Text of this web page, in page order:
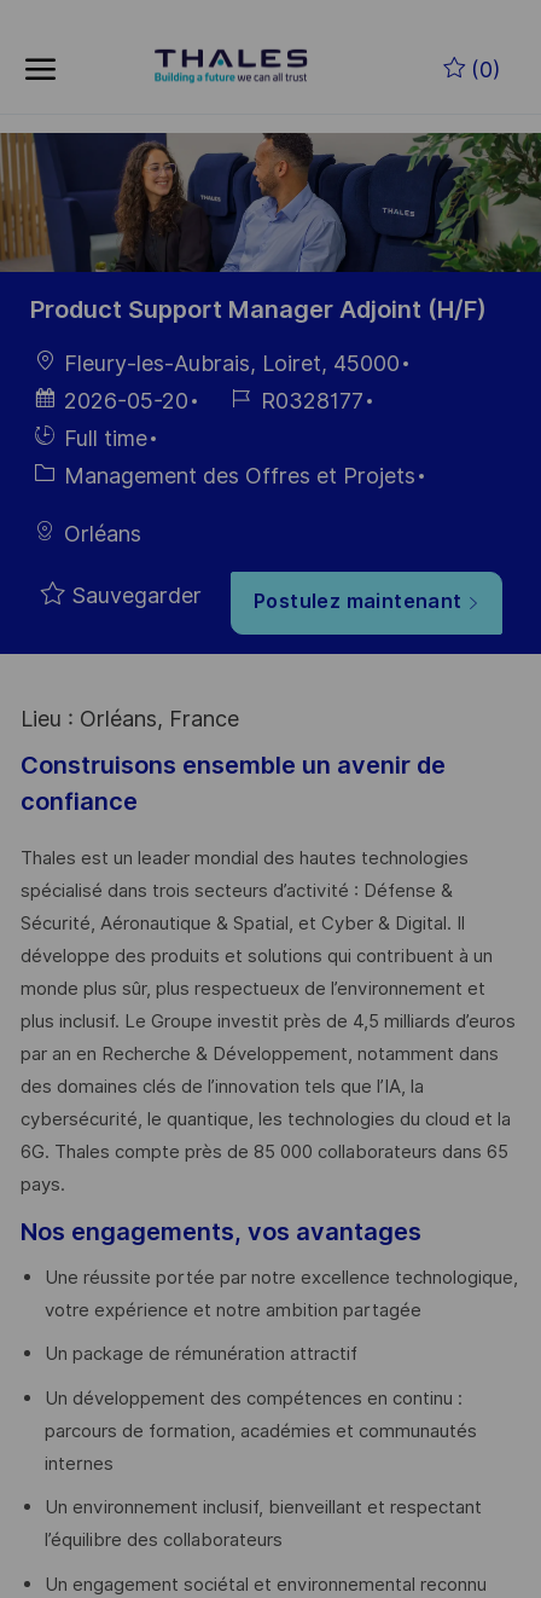
(0)
-
Product Support Manager Adjoint (H/F)
localisation
Fleury-les-Aubrais, Loiret, 45000
Date
d’affichage
2026-05-20
Référence
R0328177
Hiring
Type
Full time
Catégorie
Management des Offres et Projets
Orléans
Sauvegarder Postulez maintenant
Lieu : Orléans, France
Construisons ensemble un avenir de
confiance
Thales est un leader mondial des hautes technologies
spécialisé dans trois secteurs d’activité : Défense &
Sécurité, Aéronautique & Spatial, et Cyber & Digital. Il
développe des produits et solutions qui contribuent à un
monde plus sûr, plus respectueux de l’environnement et
plus inclusif. Le Groupe investit près de 4,5 milliards d’euros
par an en Recherche & Développement, notamment dans
des domaines clés de l’innovation tels que l’IA, la
cybersécurité, le quantique, les technologies du cloud et la
6G. Thales compte près de 85 000 collaborateurs dans 65
pays. ​
Nos engagements, vos avantages
Une réussite portée par notre excellence technologique,
votre expérience et notre ambition partagée
Un package de rémunération attractif
Un développement des compétences en continu :
parcours de formation, académies et communautés
internes
Un environnement inclusif, bienveillant et respectant
l’équilibre des collaborateurs
Un engagement sociétal et environnemental reconnu